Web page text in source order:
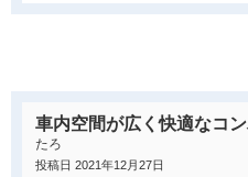
車内空間が広く快適なコン
たろ
投稿日 2021年12月27日